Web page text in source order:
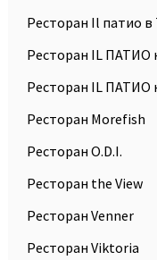
Ресторан Il патио
Ресторан IL ПАТИО
Ресторан IL ПАТИО
Ресторан Morefish
Ресторан O.D.I.
Ресторан the View
Ресторан Venner
Ресторан Viktoria